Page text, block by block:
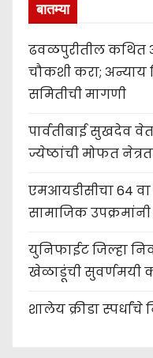
बातम्या
ढवळपुरीतील कथित
चौकशी करा; अन्याय
समितीची मागणी
पार्वतीबाई सुखदेव
ज्येष्ठांची मोफत
एमआयडीसीचा 64 वा
सामाजिक
युनिफाईट जिल्हा
खेळाडूंची सुवर्णमयी
शालेय क्रीडा